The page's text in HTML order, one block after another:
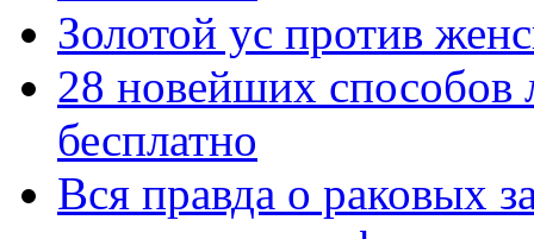
Золотой ус против
28 новейших способов
бесплатно
Вся правда о раковых